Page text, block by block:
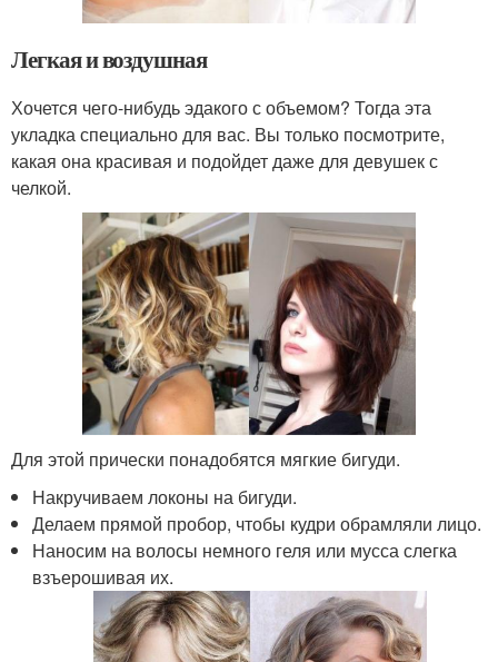
Легкая и воздушная
Хочется чего-нибудь эдакого с объемом? Тогда эта
укладка специально для вас. Вы только посмотрите,
какая она красивая и подойдет даже для девушек с
челкой.
Для этой прически понадобятся мягкие бигуди.
Накручиваем локоны на бигуди.
Делаем прямой пробор, чтобы кудри обрамляли лицо.
Наносим на волосы немного геля или мусса слегка
взъерошивая их.